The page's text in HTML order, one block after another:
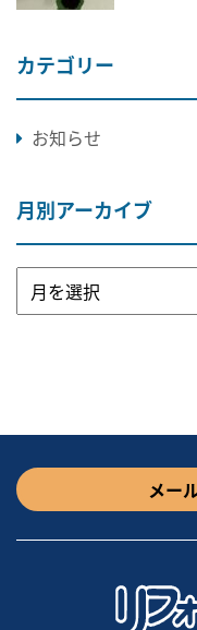
カテゴリー
お知らせ
月別アーカイブ
メー